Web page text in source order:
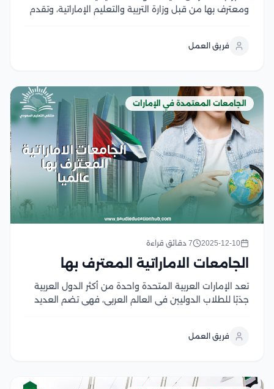
ومعترف بها من قبل وزارة التربية والتعليم الإماراتية، وتقدم
ومناسبة للطلاب باستخدام أحدث التقنيات الحديثة بهدف
فريق العمل
الجامعات المعتمدة في الإمارات
2025-12-10 7 دقائق قراءة
الجامعات الاماراتية المعترف بها
تعد الإمارات العربية المتحدة واحدة من أكثر الدول العربية
جذبًا للطلاب الدوليين في العالم العربي، فهي تضم العديد
تغطية الرسوم الدراسية الخاصة بهم،...
فريق العمل